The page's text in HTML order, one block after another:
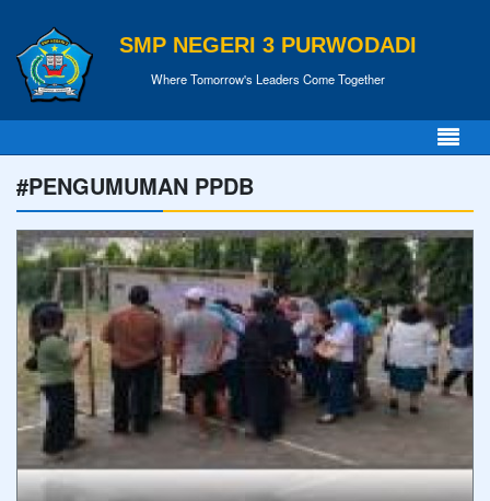
SMP NEGERI 3 PURWODADI
Where Tomorrow's Leaders Come Together
#PENGUMUMAN PPDB